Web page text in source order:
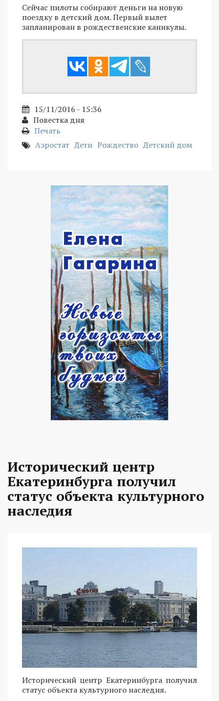
Сейчас пилоты собирают деньги на новую
поездку в детский дом. Первый вылет
запланирован в рождественские каникулы.
15/11/2016 - 15:36
Повестка дня
Печать
Аэростат Дети Рождество Детский дом
Исторический центр
Екатеринбурга получил
статус объекта культурного
наследия
Исторический центр Екатеринбурга получил
статус объекта культурного наследия.